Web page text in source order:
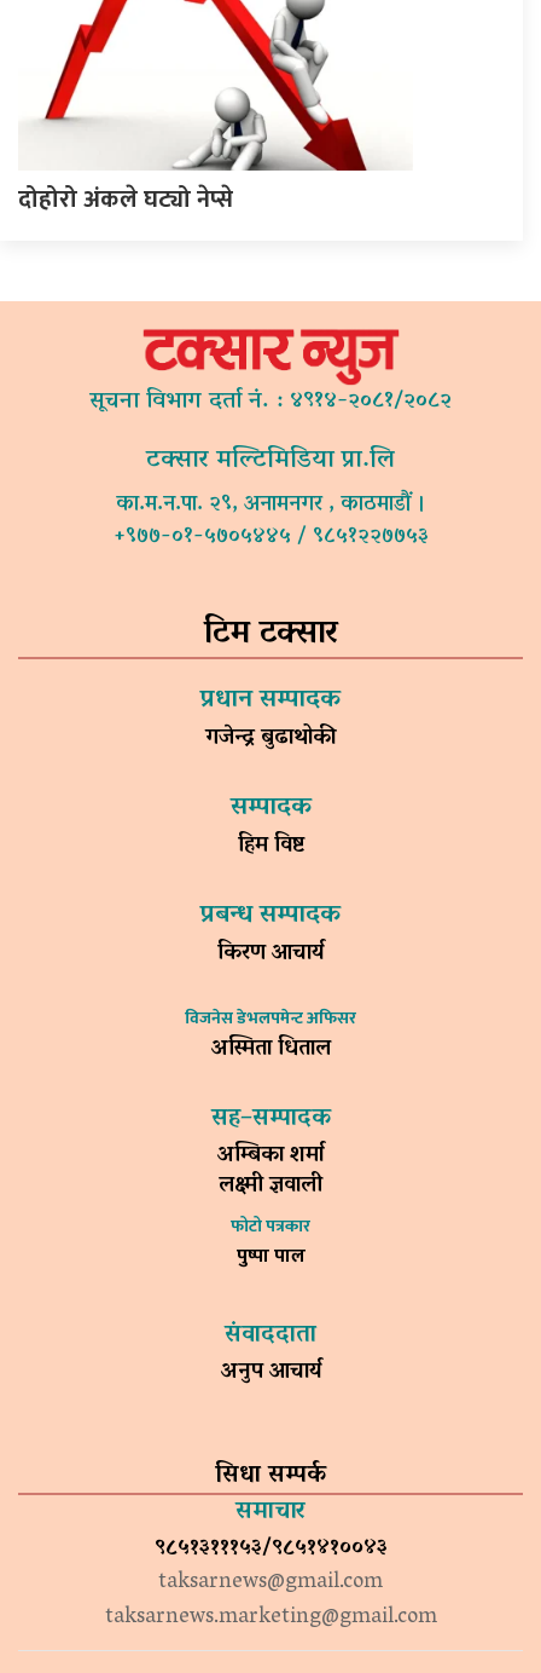
दोहोरो अंकले घट्यो नेप्से
सूचना विभाग दर्ता नं. : ४९१४-२०८१/२०८२
टक्सार मल्टिमिडिया प्रा.लि
का.म.न.पा. २९, अनामनगर , काठमाडौं ।
+९७७-०१-५७०५४४५ / ९८५१२२७७५३
टिम टक्सार
प्रधान सम्पादक
गजेन्द्र बुढाथोकी
सम्पादक
हिम विष्ट
प्रबन्ध सम्पादक
किरण आचार्य
विजनेस डेभलपमेन्ट अफिसर
अस्मिता धिताल
सह–सम्पादक
अम्बिका शर्मा
लक्ष्मी ज्ञवाली
फोटो पत्रकार
पुष्पा पाल
संवाददाता
अनुप आचार्य
सिधा सम्पर्क
समाचार
९८५१३१११५३/९८५१४१००४३
taksarnews@gmail.com
taksarnews.marketing@gmail.com